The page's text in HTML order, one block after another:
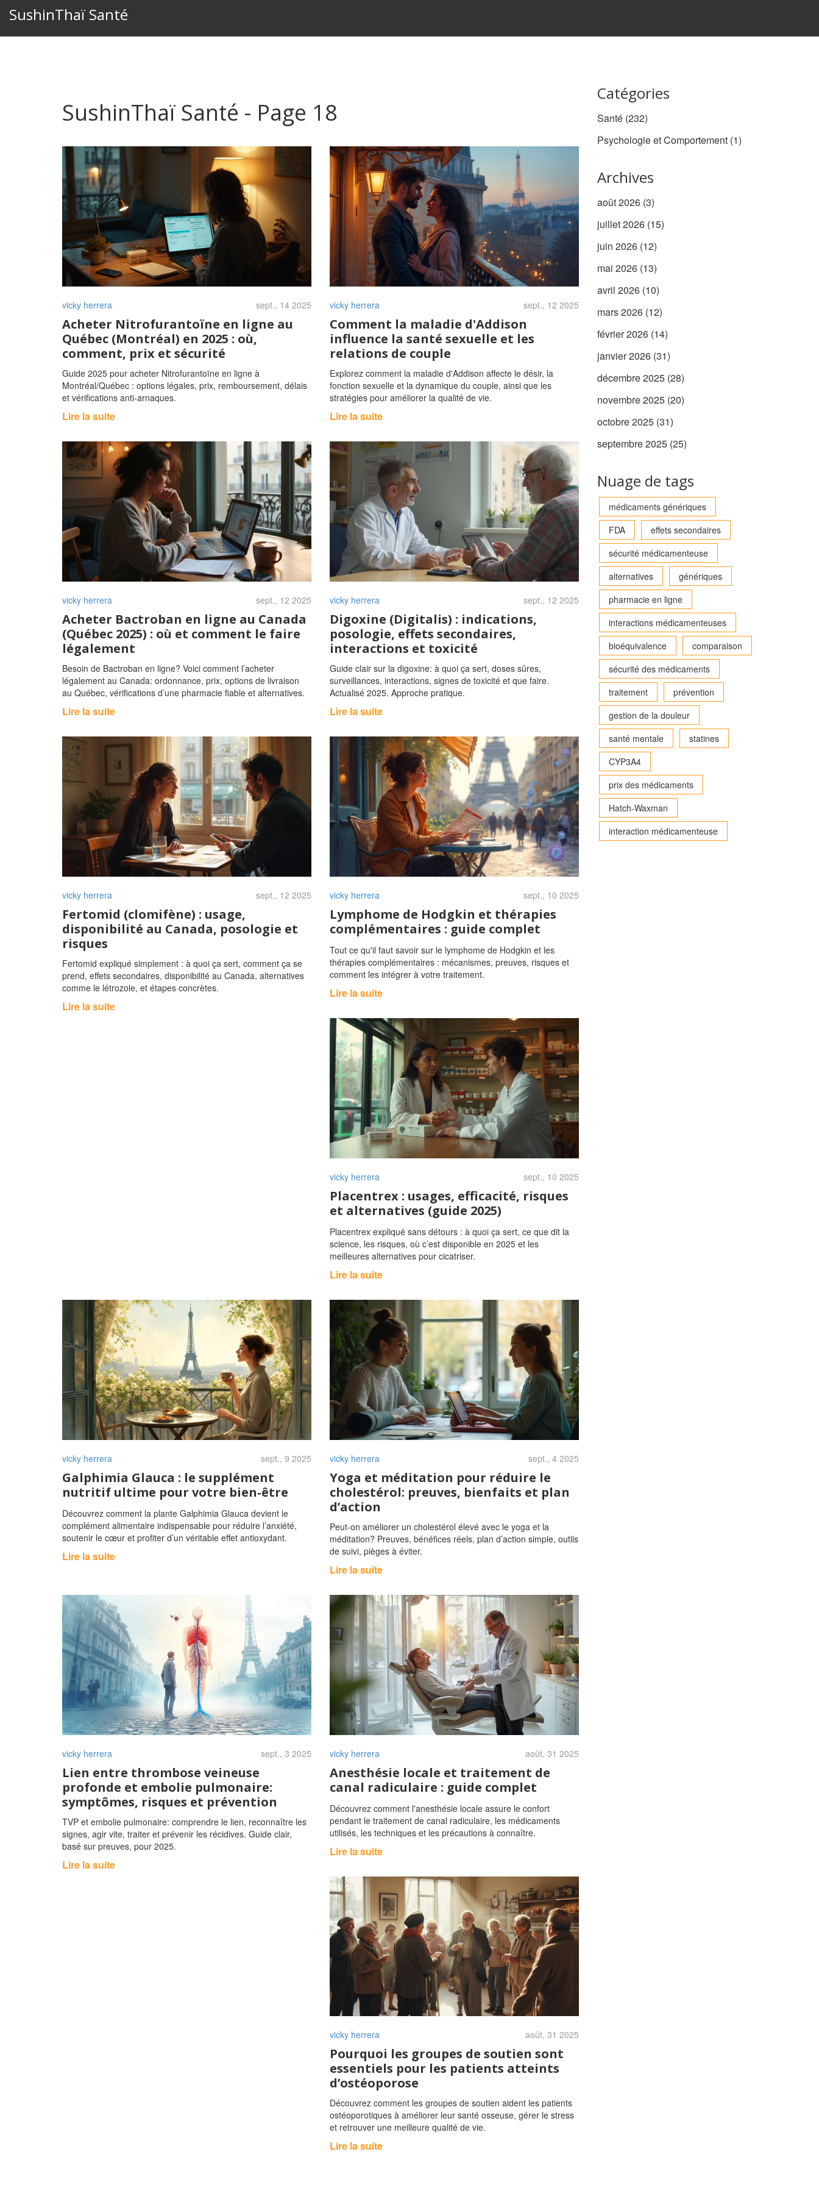
SushinThaï Santé
SushinThaï Santé - Page 18
vicky herrera sept., 14 2025
Acheter Nitrofurantoïne en ligne au
Québec (Montréal) en 2025 : où,
comment, prix et sécurité
Guide 2025 pour acheter Nitrofurantoïne en ligne à
Montréal/Québec : options légales, prix, remboursement, délais
et vérifications anti-arnaques.
Lire la suite
vicky herrera sept., 12 2025
Comment la maladie d'Addison
influence la santé sexuelle et les
relations de couple
Explorez comment la maladie d'Addison affecte le désir, la
fonction sexuelle et la dynamique du couple, ainsi que les
stratégies pour améliorer la qualité de vie.
Lire la suite
vicky herrera sept., 12 2025
Acheter Bactroban en ligne au Canada
(Québec 2025) : où et comment le faire
légalement
Besoin de Bactroban en ligne? Voici comment l’acheter
légalement au Canada: ordonnance, prix, options de livraison
au Québec, vérifications d’une pharmacie fiable et alternatives.
Lire la suite
vicky herrera sept., 12 2025
Digoxine (Digitalis) : indications,
posologie, effets secondaires,
interactions et toxicité
Guide clair sur la digoxine: à quoi ça sert, doses sûres,
surveillances, interactions, signes de toxicité et que faire.
Actualisé 2025. Approche pratique.
Lire la suite
vicky herrera sept., 12 2025
Fertomid (clomifène) : usage,
disponibilité au Canada, posologie et
risques
Fertomid expliqué simplement : à quoi ça sert, comment ça se
prend, effets secondaires, disponibilité au Canada, alternatives
comme le létrozole, et étapes concrètes.
Lire la suite
vicky herrera sept., 10 2025
Lymphome de Hodgkin et thérapies
complémentaires : guide complet
Tout ce qu'il faut savoir sur le lymphome de Hodgkin et les
thérapies complémentaires : mécanismes, preuves, risques et
comment les intégrer à votre traitement.
Lire la suite
vicky herrera sept., 10 2025
Placentrex : usages, efficacité, risques
et alternatives (guide 2025)
Placentrex expliqué sans détours : à quoi ça sert, ce que dit la
science, les risques, où c’est disponible en 2025 et les
meilleures alternatives pour cicatriser.
Lire la suite
vicky herrera sept., 9 2025
Galphimia Glauca : le supplément
nutritif ultime pour votre bien‑être
Découvrez comment la plante Galphimia Glauca devient le
complément alimentaire indispensable pour réduire l’anxiété,
soutenir le cœur et profiter d’un véritable effet antioxydant.
Lire la suite
vicky herrera sept., 4 2025
Yoga et méditation pour réduire le
cholestérol: preuves, bienfaits et plan
d’action
Peut-on améliorer un cholestérol élevé avec le yoga et la
méditation? Preuves, bénéfices réels, plan d’action simple, outils
de suivi, pièges à éviter.
Lire la suite
vicky herrera sept., 3 2025
Lien entre thrombose veineuse
profonde et embolie pulmonaire:
symptômes, risques et prévention
TVP et embolie pulmonaire: comprendre le lien, reconnaître les
signes, agir vite, traiter et prévenir les récidives. Guide clair,
basé sur preuves, pour 2025.
Lire la suite
vicky herrera août, 31 2025
Anesthésie locale et traitement de
canal radiculaire : guide complet
Découvrez comment l'anesthésie locale assure le confort
pendant le traitement de canal radiculaire, les médicaments
utilisés, les techniques et les précautions à connaître.
Lire la suite
vicky herrera août, 31 2025
Pourquoi les groupes de soutien sont
essentiels pour les patients atteints
d’ostéoporose
Découvrez comment les groupes de soutien aident les patients
ostéoporotiques à améliorer leur santé osseuse, gérer le stress
et retrouver une meilleure qualité de vie.
Lire la suite
Catégories
Santé (232)
Psychologie et Comportement (1)
Archives
août 2026 (3)
juillet 2026 (15)
juin 2026 (12)
mai 2026 (13)
avril 2026 (10)
mars 2026 (12)
février 2026 (14)
janvier 2026 (31)
décembre 2025 (28)
novembre 2025 (20)
octobre 2025 (31)
septembre 2025 (25)
Nuage de tags
médicaments génériques
FDA
effets secondaires
sécurité médicamenteuse
alternatives
génériques
pharmacie en ligne
interactions médicamenteuses
bioéquivalence
comparaison
sécurité des médicaments
traitement
prévention
gestion de la douleur
santé mentale
statines
CYP3A4
prix des médicaments
Hatch-Waxman
interaction médicamenteuse